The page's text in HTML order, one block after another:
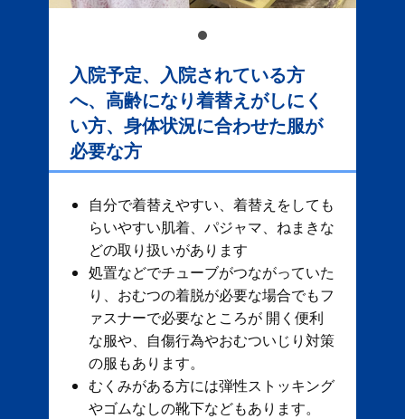
入院予定、入院されている方
へ、高齢になり着替えがしにく
い方、身体状況に合わせた服が
必要な方
自分で着替えやすい、着替えをしても
らいやすい肌着、パジャマ、ねまきな
どの取り扱いがあります
処置などでチューブがつながっていた
り、おむつの着脱が必要な場合でもフ
ァスナーで必要なところが 開く便利
な服や、自傷行為やおむついじり対策
の服もあります。
むくみがある方には弾性ストッキング
やゴムなしの靴下などもあります。